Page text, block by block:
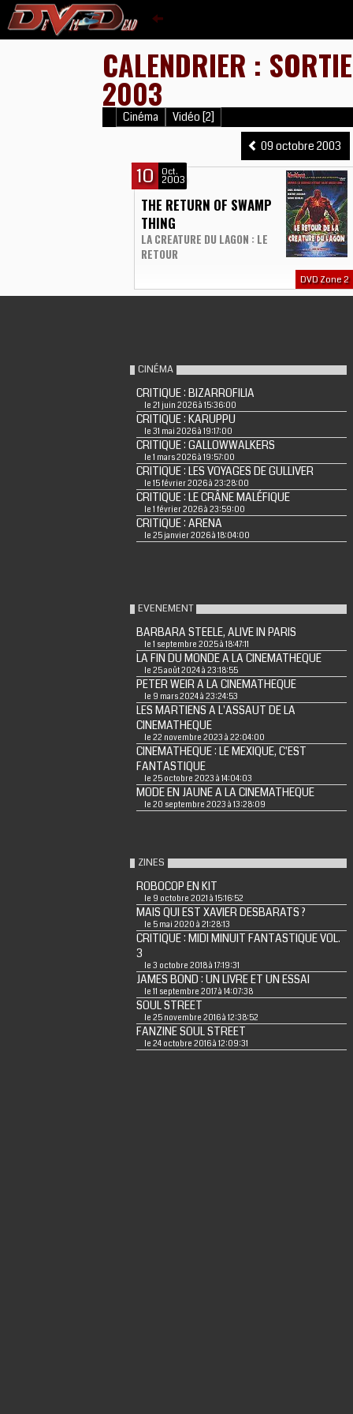
CALENDRIER :
2003
Cinéma Vidéo [2]
09 octobre 2003
10 Oct.
2003
THE RETURN OF SWAMP
THING
LA CREATURE DU LAGON : LE
RETOUR
DVD Zone 2
CINÉMA
CRITIQUE : BIZARROFILIA
le 21 juin 2026 à 15:36:00
CRITIQUE : KARUPPU
le 31 mai 2026 à 19:17:00
CRITIQUE : GALLOWWALKERS
le 1 mars 2026 à 19:57:00
CRITIQUE : LES VOYAGES DE GULLIVER
le 15 février 2026 à 23:28:00
CRITIQUE : LE CRÂNE MALÉFIQUE
le 1 février 2026 à 23:59:00
CRITIQUE : ARENA
le 25 janvier 2026 à 18:04:00
EVENEMENT
BARBARA STEELE, ALIVE IN PARIS
le 1 septembre 2025 à 18:47:11
LA FIN DU MONDE A LA CINEMATHEQUE
le 25 août 2024 à 23:18:55
PETER WEIR A LA CINEMATHEQUE
le 9 mars 2024 à 23:24:53
LES MARTIENS A L'ASSAUT DE LA
CINEMATHEQUE
le 22 novembre 2023 à 22:04:00
CINEMATHEQUE : LE MEXIQUE, C'EST
FANTASTIQUE
le 25 octobre 2023 à 14:04:03
MODE EN JAUNE A LA CINEMATHEQUE
le 20 septembre 2023 à 13:28:09
ZINES
ROBOCOP EN KIT
le 9 octobre 2021 à 15:16:52
MAIS QUI EST XAVIER DESBARATS ?
le 5 mai 2020 à 21:28:13
CRITIQUE : MIDI MINUIT FANTASTIQUE VOL.
3
le 3 octobre 2018 à 17:19:31
JAMES BOND : UN LIVRE ET UN ESSAI
le 11 septembre 2017 à 14:07:38
SOUL STREET
le 25 novembre 2016 à 12:38:52
FANZINE SOUL STREET
le 24 octobre 2016 à 12:09:31